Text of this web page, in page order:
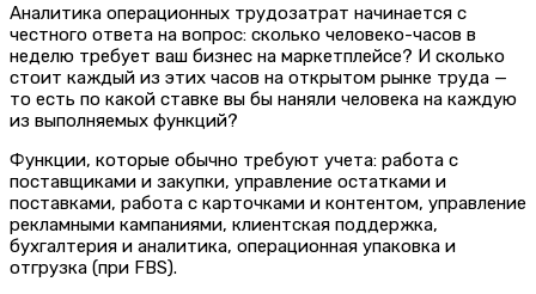
Аналитика операционных трудозатрат начинается с
честного ответа на вопрос: сколько человеко-часов в
неделю требует ваш бизнес на маркетплейсе? И сколько
стоит каждый из этих часов на открытом рынке труда —
то есть по какой ставке вы бы наняли человека на каждую
из выполняемых функций?
Функции, которые обычно требуют учета: работа с
поставщиками и закупки, управление остатками и
поставками, работа с карточками и контентом, управление
рекламными кампаниями, клиентская поддержка,
бухгалтерия и аналитика, операционная упаковка и
отгрузка (при FBS).